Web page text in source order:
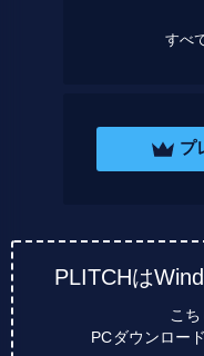
すべ
プ
PLITCHは
こ
PCダウンロー